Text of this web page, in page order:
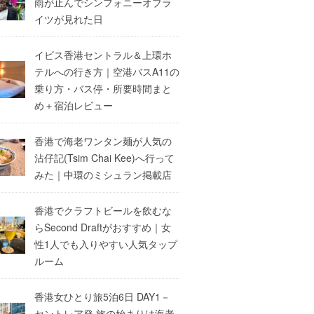
イツが見れた日
イビス香港セントラル＆上環ホ
テルへの行き方｜空港バスA11の
乗り方・バス停・所要時間まと
め＋宿泊レビュー
香港で海老ワンタン麺が人気の
沾仔記(Tsim Chai Kee)へ行って
みた｜中環のミシュラン掲載店
香港でクラフトビールを飲むな
らSecond Draftがおすすめ｜女
性1人でも入りやすい人気タップ
ルーム
香港女ひとり旅5泊6日 DAY1－